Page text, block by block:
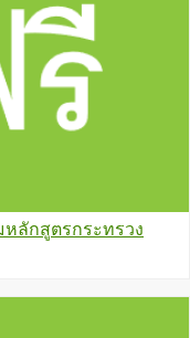
หลักสูตรกระทรวง